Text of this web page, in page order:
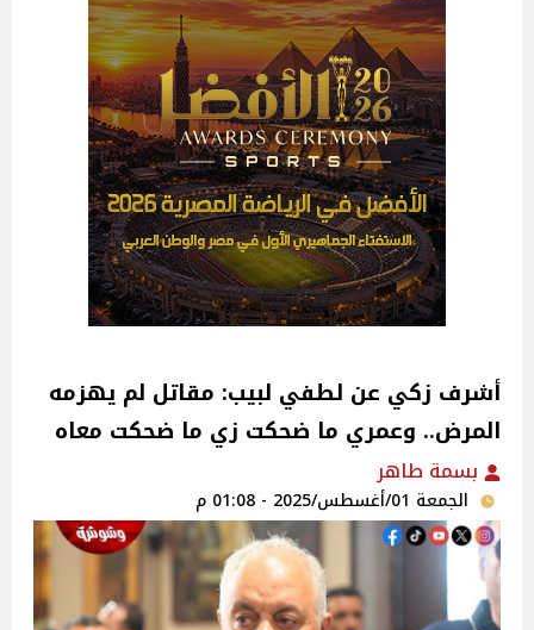
أشرف زكي عن لطفي لبيب: مقاتل لم يهزمه
المرض.. وعمري ما ضحكت زي ما ضحكت معاه‎
بسمة طاهر
الجمعة 01/أغسطس/2025 - 01:08 م